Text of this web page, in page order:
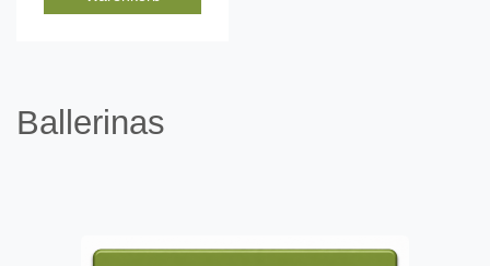
Ballerinas